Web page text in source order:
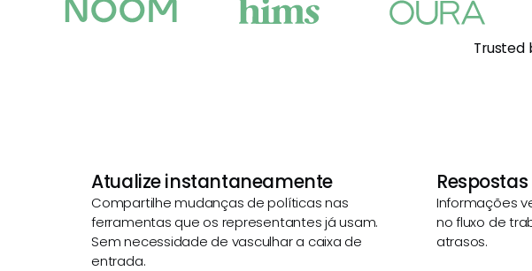
Trusted
Atualize instantaneamente
Compartilhe mudanças de políticas nas
ferramentas que os representantes já usam.
Sem necessidade de vasculhar a caixa de
entrada.
Informações
no fluxo de
atrasos.